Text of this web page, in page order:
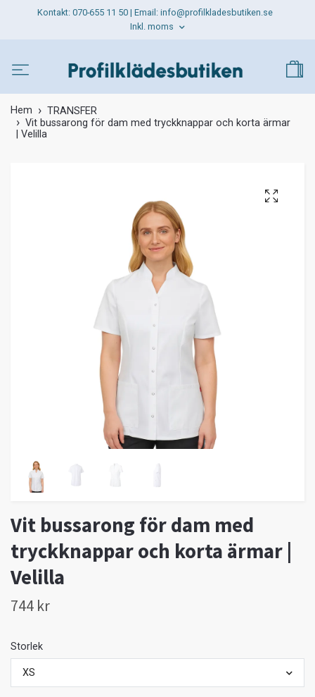
Kontakt: 070-655 11 50 | Email: info@profilkladesbutiken.se
Inkl. moms
Hem
TRANSFER
Vit bussarong för dam med tryckknappar och korta ärmar
| Velilla
Vit bussarong för dam med
tryckknappar och korta ärmar |
Velilla
744 kr
Storlek
XS